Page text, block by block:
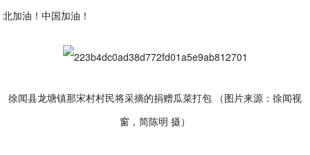
北加油！中国加油！
徐闻县龙塘镇那宋村村民将采摘的捐赠瓜菜打包 （图片来源：徐闻视
窗，简陈明 摄）